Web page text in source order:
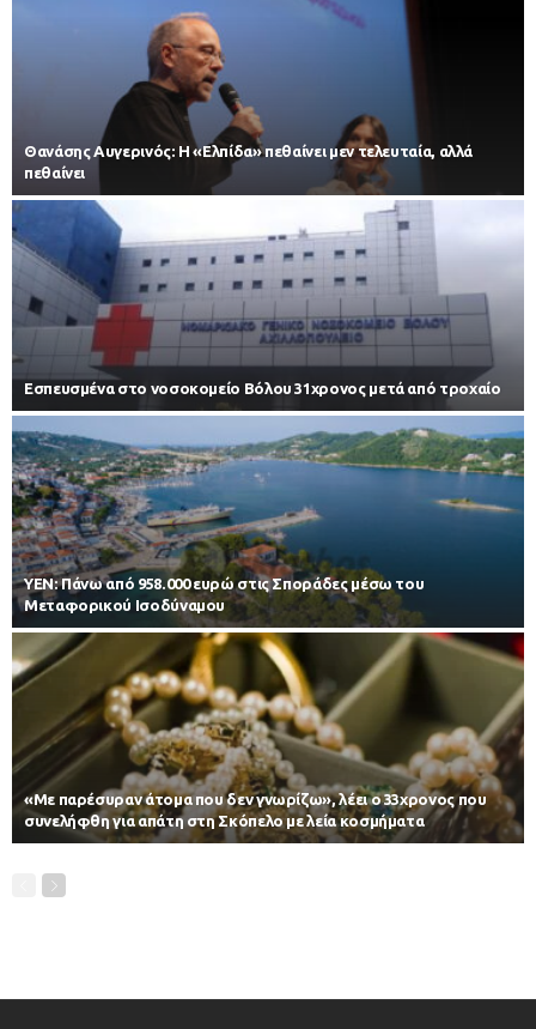
Θανάσης Αυγερινός: Η «Ελπίδα» πεθαίνει μεν τελευταία, αλλά
πεθαίνει
Εσπευσμένα στο νοσοκομείο Βόλου 31χρονος μετά από τροχαίο
ΥΕΝ: Πάνω από 958.000 ευρώ στις Σποράδες μέσω του
Μεταφορικού Ισοδύναμου
«Με παρέσυραν άτομα που δεν γνωρίζω», λέει ο 33χρονος που
συνελήφθη για απάτη στη Σκόπελο με λεία κοσμήματα